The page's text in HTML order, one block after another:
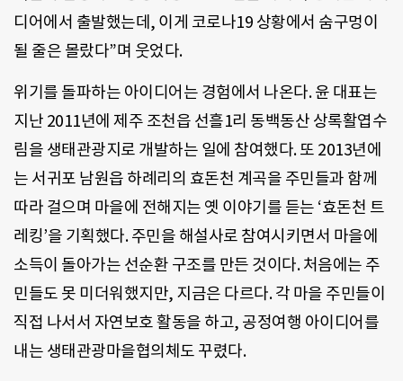
디어에서 출발했는데, 이게 코로나19 상황에서 숨구멍이
될 줄은 몰랐다”며 웃었다.
위기를 돌파하는 아이디어는 경험에서 나온다. 윤 대표는
지난 2011년에 제주 조천읍 선흘1리 동백동산 상록활엽수
림을 생태관광지로 개발하는 일에 참여했다. 또 2013년에
는 서귀포 남원읍 하례리의 효돈천 계곡을 주민들과 함께
따라 걸으며 마을에 전해지는 옛 이야기를 듣는 ‘효돈천 트
레킹’을 기획했다. 주민을 해설사로 참여시키면서 마을에
소득이 돌아가는 선순환 구조를 만든 것이다. 처음에는 주
민들도 못 미더워했지만, 지금은 다르다. 각 마을 주민들이
직접 나서서 자연보호 활동을 하고, 공정여행 아이디어를
내는 생태관광마을협의체도 꾸렸다.